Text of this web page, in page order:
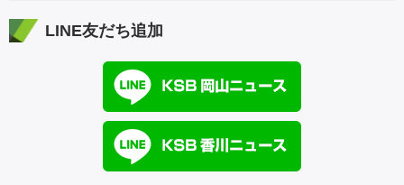
LINE友だち追加